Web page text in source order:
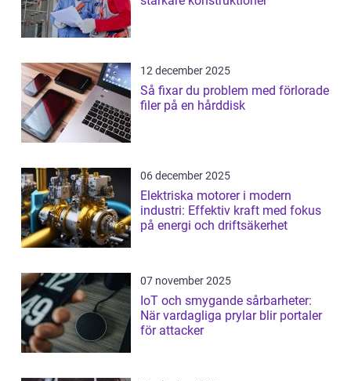
12 december 2025
Så fixar du problem med förlorade
filer på en hårddisk
06 december 2025
Elektriska motorer i modern
industri: Effektiv kraft med fokus
på energi och driftsäkerhet
07 november 2025
IoT och smygande sårbarheter:
När vardagliga prylar blir portaler
för attacker